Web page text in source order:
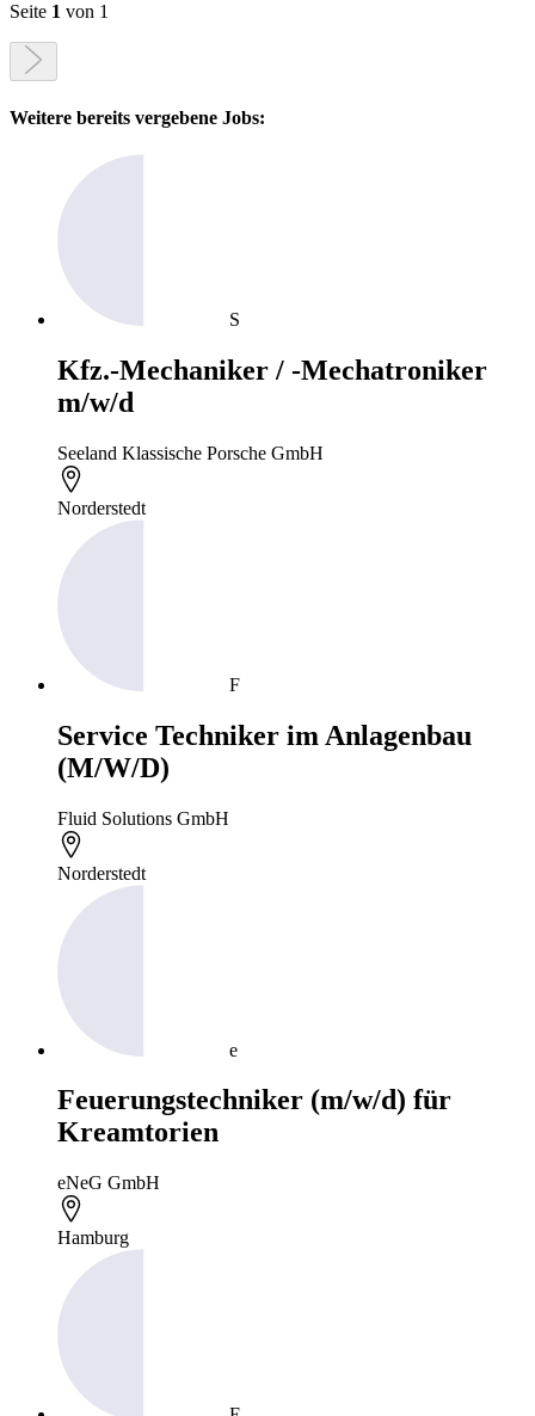
Seite 1 von 1
Weitere bereits vergebene Jobs:
S
Kfz.-Mechaniker / -Mechatroniker
m/w/d
Seeland Klassische Porsche GmbH
Norderstedt
F
Service Techniker im Anlagenbau
(M/W/D)
Fluid Solutions GmbH
Norderstedt
e
Feuerungstechniker (m/w/d) für
Kreamtorien
eNeG GmbH
Hamburg